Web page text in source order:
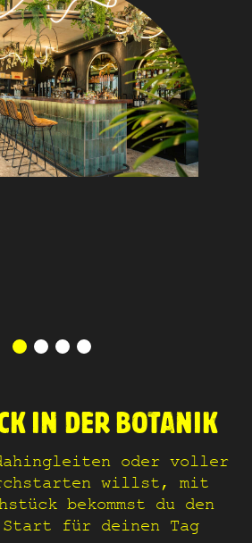
IN DER BOTANIK
oder voller
willst, mit
bekommst du den
für deinen Tag